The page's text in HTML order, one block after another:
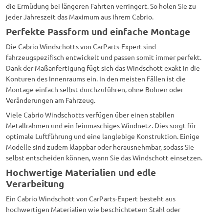
die Ermüdung bei längeren Fahrten verringert. So holen Sie zu
jeder Jahreszeit das Maximum aus Ihrem Cabrio.
Perfekte Passform und einfache Montage
Die Cabrio Windschotts von CarParts-Expert sind
fahrzeugspezifisch entwickelt und passen somit immer perfekt.
Dank der Maßanfertigung fügt sich das Windschott exakt in die
Konturen des Innenraums ein. In den meisten Fällen ist die
Montage einfach selbst durchzuführen, ohne Bohren oder
Veränderungen am Fahrzeug.
Viele Cabrio Windschotts verfügen über einen stabilen
Metallrahmen und ein feinmaschiges Windnetz. Dies sorgt für
optimale Luftführung und eine langlebige Konstruktion. Einige
Modelle sind zudem klappbar oder herausnehmbar, sodass Sie
selbst entscheiden können, wann Sie das Windschott einsetzen.
Hochwertige Materialien und edle
Verarbeitung
Ein Cabrio Windschott von CarParts-Expert besteht aus
hochwertigen Materialien wie beschichtetem Stahl oder